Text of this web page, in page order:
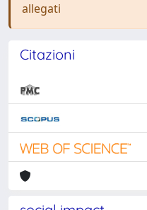
allegati
Citazioni